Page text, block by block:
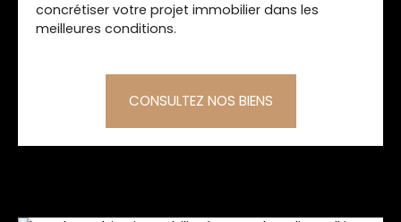
Celle-ci possède un atout supplémentaire : elle
offre la liberté de choisir entre un cadre de vie
à la fois. Chez Vous, Votre Agence vous invite à
découvrir cette opportunité rare lors d'une visite
concrétiser votre projet immobilier dans les
meilleures conditions.
CONSULTEZ NOS BIENS